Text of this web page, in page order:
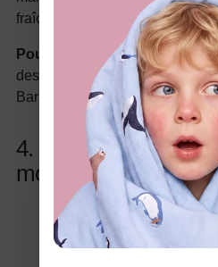
fraîches.
Pourquoi c'est un succès :La
design festif en font un choix
Barbie pendant la période des
4. Ensemble pyjama
motif bonhomme de